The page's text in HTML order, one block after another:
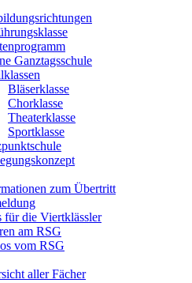
Ganztagsschule
Bläserklasse
Chorklasse
Theaterklasse
Sportklasse
zum Übertritt
für die Viertklässler
am RSG
vom RSG
aller Fächer